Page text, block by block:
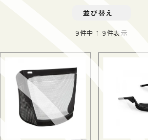
並び替え
9件中 1-9件表示